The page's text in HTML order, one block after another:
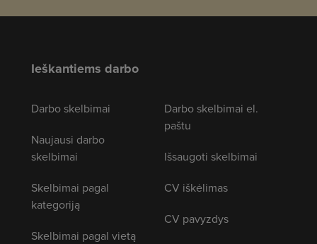
Ieškantiems darbo
Darbo skelbimai
Naujausi darbo
skelbimai
Skelbimai pagal
kategoriją
Skelbimai pagal vietą
Darbo skelbimai el.
paštu
Išsaugoti skelbimai
CV iškėlimas
CV pavyzdys